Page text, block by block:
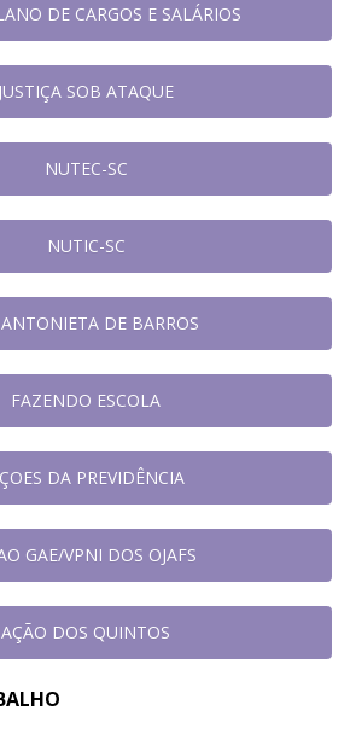
DE CARGOS E SALÁRIOS
JUSTIÇA SOB ATAQUE
NUTEC-SC
NUTIC-SC
DE BARROS
FAZENDO ESCOLA
DA PREVIDÊNCIA
GAE/VPNI DOS OJAFS
AÇÃO DOS QUINTOS